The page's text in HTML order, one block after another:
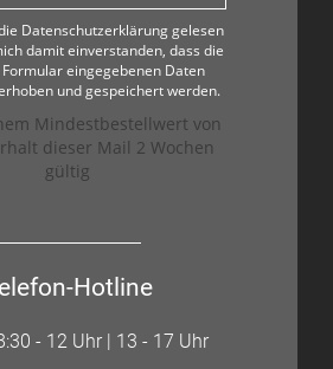
Datenschutzerklärung gelesen
damit einverstanden, dass die
eingegebenen Daten
und gespeichert werden.
Mindestbestellwert von
dieser Mail 2 Wochen
gültig
Hotline
- 12 Uhr | 13 - 17 Uhr